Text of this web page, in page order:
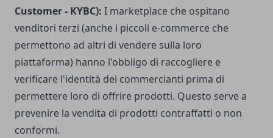
Customer - KYBC): I marketplace che ospitano
venditori terzi (anche i piccoli e-commerce che
permettono ad altri di vendere sulla loro
piattaforma) hanno l'obbligo di raccogliere e
verificare l'identità dei commercianti prima di
permettere loro di offrire prodotti. Questo serve a
prevenire la vendita di prodotti contraffatti o non
conformi.